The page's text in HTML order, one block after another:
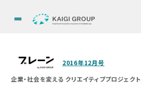
2016年12月号
企業・社会を変える クリエイティブプロジェクト